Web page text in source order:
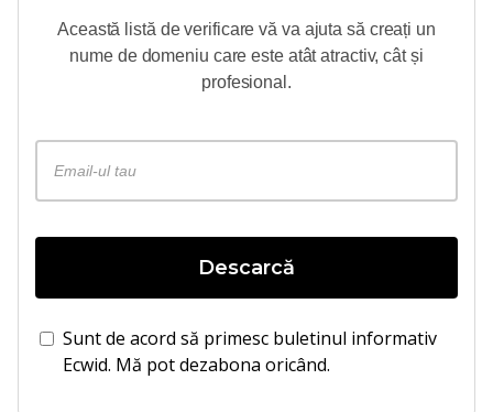
Această listă de verificare vă va ajuta să creați un
nume de domeniu care este atât atractiv, cât și
profesional.
Descarcă
Sunt de acord să primesc buletinul informativ
Ecwid. Mă pot dezabona oricând.